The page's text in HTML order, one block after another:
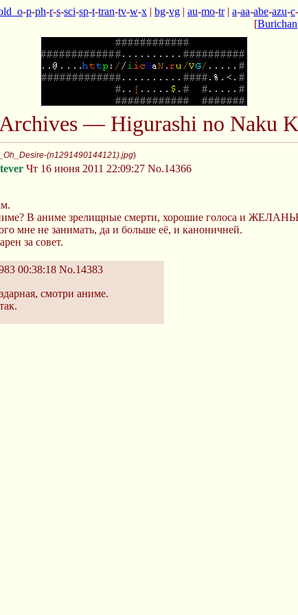
-p-ph-r-s-sci-sp-t-tran-tv-w-x | bg-vg | au-mo-tr| a-aa-abe-azu-c-
[Burichan
— Higurashi no Naku
(n1291490144121).jpg)
Чт 16 июня 2011 22:09:27 No.14366
В аниме зрелищные смерти, хорошие голоса и
мне не занимать, да и больше её, и каноничней.
за совет.
00:38:18 No.14383
смотри аниме.